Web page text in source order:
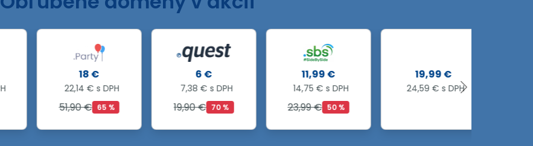
18 €
22,14 € s DPH
51,90 € 65 %
7,38 € s DPH
19,90 € 70 %
11,99 €
14,75 € s DPH
23,99 € 50 %
19,99 €
24,59 € s DPH